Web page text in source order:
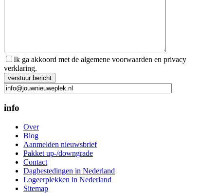
Ik ga akkoord met de algemene voorwaarden en privacy
verklaring.
Gelieve dit veld leeg te laten.
info
Over
Blog
Aanmelden nieuwsbrief
Pakket up-/downgrade
Contact
Dagbestedingen in Nederland
Logeerplekken in Nederland
Sitemap